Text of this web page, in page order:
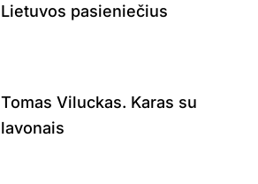
Lietuvos pasieniečius
Tomas Viluckas. Karas su
lavonais